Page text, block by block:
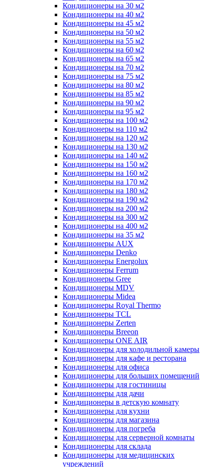
Кондиционеры на 30 м2
Кондиционеры на 40 м2
Кондиционеры на 45 м2
Кондиционеры на 50 м2
Кондиционеры на 55 м2
Кондиционеры на 60 м2
Кондиционеры на 65 м2
Кондиционеры на 70 м2
Кондиционеры на 75 м2
Кондиционеры на 80 м2
Кондиционеры на 85 м2
Кондиционеры на 90 м2
Кондиционеры на 95 м2
Кондиционеры на 100 м2
Кондиционеры на 110 м2
Кондиционеры на 120 м2
Кондиционеры на 130 м2
Кондиционеры на 140 м2
Кондиционеры на 150 м2
Кондиционеры на 160 м2
Кондиционеры на 170 м2
Кондиционеры на 180 м2
Кондиционеры на 190 м2
Кондиционеры на 200 м2
Кондиционеры на 300 м2
Кондиционеры на 400 м2
Кондиционеры на 35 м2
Кондиционеры AUX
Кондиционеры Denko
Кондиционеры Energolux
Кондиционеры Ferrum
Кондиционеры Gree
Кондиционеры MDV
Кондиционеры Midea
Кондиционеры Royal Thermo
Кондиционеры TCL
Кондиционеры Zerten
Кондиционеры Breeon
Кондиционеры ONE AIR
Кондиционеры для холодильной камеры
Кондиционеры для кафе и ресторана
Кондиционеры для офиса
Кондиционеры для больших помещений
Кондиционеры для гостиницы
Кондиционеры для дачи
Кондиционеры в детскую комнату
Кондиционеры для кухни
Кондиционеры для магазина
Кондиционеры для погреба
Кондиционеры для серверной комнаты
Кондиционеры для склада
Кондиционеры для медицинских
учреждений